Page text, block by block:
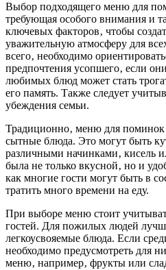
Выбор подходящего меню для
требующая особого внимания и
ключевых факторов‚ чтобы
уважительную атмосферу для
всего‚ необходимо
предпочтения усопшего‚ если
любимых блюд может стать
его память. Также следует
убеждения семьи.
Традиционно‚ меню для поминок
сытные блюда. Это могут быть
различными начинками‚ кисель
была не только вкусной‚ но и
как многие гости могут быть в
тратить много времени на еду.
При выборе меню стоит
гостей. Для пожилых людей
легкоусвояемые блюда. Если
необходимо предусмотреть для
меню‚ например‚ фрукты или